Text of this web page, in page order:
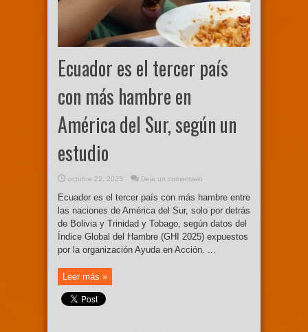
Ecuador es el tercer país
con más hambre en
América del Sur, según un
estudio
octubre 22, 2025 Deja un comentario
Ecuador es el tercer país con más hambre entre
las naciones de América del Sur, solo por detrás
de Bolivia y Trinidad y Tobago, según datos del
Índice Global del Hambre (GHI 2025) expuestos
por la organización Ayuda en Acción. ...
Leer más »